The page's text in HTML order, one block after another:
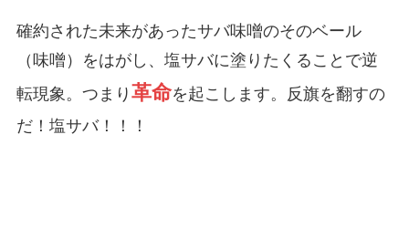
確約された未来があったサバ味噌のそのベール
（味噌）をはがし、塩サバに塗りたくることで逆
転現象。つまり 革命を起こします。反旗を翻すの
だ！塩サバ！！！